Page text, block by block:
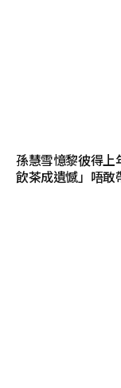
孫慧雪憶黎彼得上
飲茶成遺憾」唔敢